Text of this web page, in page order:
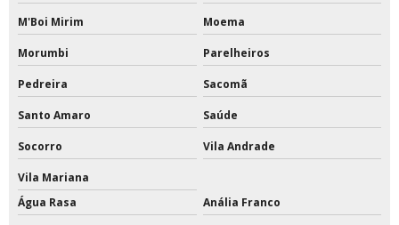
Tinta a base de pu
Tinta acrílica a base de água
Tinta acrílica a base de água 18 litros
Tinta acrílica para quadra
Tinta acrílica para quadra poliesportiva
M'Boi Mirim Moema
Morumbi Parelheiros
Pedreira Sacomã
Santo Amaro Saúde
Socorro Vila Andrade
Vila Mariana
Água Rasa
Anália Franco